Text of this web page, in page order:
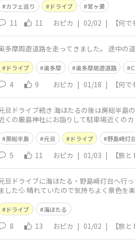
カフェ巡り ドライブ 宮ヶ瀬
11 11 おピカ | 02/02 | 【何
多摩周遊道路を走ってきました。 途中の
ドライブ 奥多摩 奥多摩周遊道路
4 9 おピカ | 01/18 | 【何
旦ドライブ続き 海ほたるの後は房総半島
くの厳島神社にお詣りして駐車場近くの
房総半島 元旦 ドライブ 野島崎灯
5 11 おピカ | 01/03 | 【旅
旦ドライブに海ほたる・野島崎灯台へ行
した💦 晴れていたので気持ちよく景色を
ドライブ 海ほたる
8 13 おピカ | 01/02 | 【旅